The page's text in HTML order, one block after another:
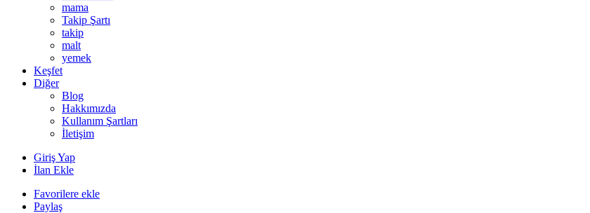
mama
Takip Şartı
takip
malt
yemek
Keşfet
Diğer
Blog
Hakkımızda
Kullanım Şartları
İletişim
Giriş Yap
İlan Ekle
Favorilere ekle
Paylaş